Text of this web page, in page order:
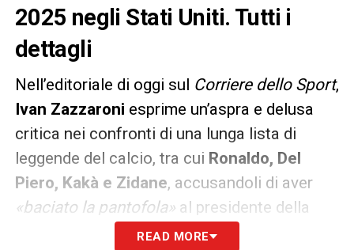
2025 negli Stati Uniti. Tutti i
dettagli
Nell’editoriale di oggi sul Corriere dello Sport,
Ivan Zazzaroni esprime un’aspra e delusa
critica nei confronti di una lunga lista di
leggende del calcio, tra cui Ronaldo, Del
Piero, Kakà e Zidane, accusandoli di aver
«baciato la pantofola»al presidente della
FIFA, Gianni Infantino , ribattezzato
READ MORE